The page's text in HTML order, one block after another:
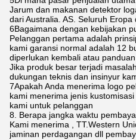
Jarum dan makanan detektor
dari Australia. AS. Seluruh Eropa
6Bagaimana dengan kebijakan
Pelanggan pertama adalah
kami garansi normal adalah 12
diperlukan kembali atau
Jika produk besar terjadi
dukungan teknis dan insinyur
7Apakah Anda menerima logo
kami menerima jenis
kami untuk pelanggan
8. Berapa jangka waktu
Kami menerima , TT.Western
jaminan perdagangan dll